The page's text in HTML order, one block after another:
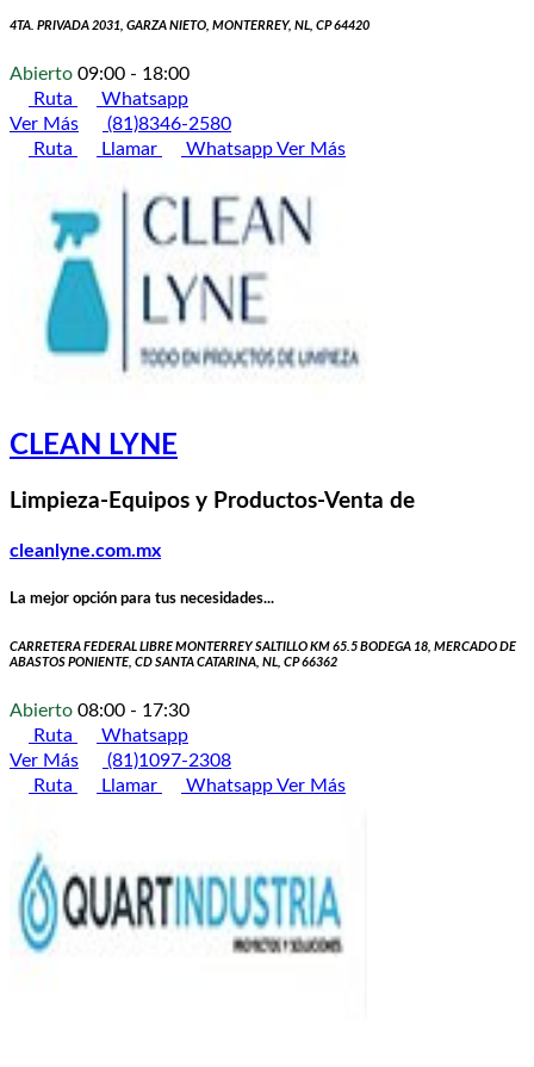
4TA. PRIVADA 2031, GARZA NIETO, MONTERREY, NL, CP 64420
Abierto 09:00 - 18:00
Ruta
Whatsapp
Ver Más
(81)8346-2580
Ruta
Llamar WhatsappVer Más
CLEAN LYNE
Limpieza-Equipos y Productos-Venta de
cleanlyne.com.mx
La mejor opción para tus necesidades...
CARRETERA FEDERAL LIBRE MONTERREY SALTILLO KM 65.5 BODEGA 18, MERCADO DE
ABASTOS PONIENTE, CD SANTA CATARINA, NL, CP 66362
Abierto 08:00 - 17:30
Ruta
Whatsapp
Ver Más
(81)1097-2308
Ruta
Llamar WhatsappVer Más